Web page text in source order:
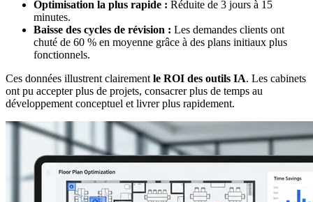
Optimisation la plus rapide : Réduite de 3 jours à 15
minutes.
Baisse des cycles de révision : Les demandes clients ont
chuté de 60 % en moyenne grâce à des plans initiaux plus
fonctionnels.
Ces données illustrent clairement le ROI des outils IA. Les cabinets
ont pu accepter plus de projets, consacrer plus de temps au
développement conceptuel et livrer plus rapidement.